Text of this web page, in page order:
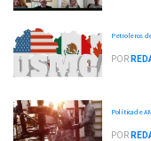
Petroleros
POR
Política de
POR